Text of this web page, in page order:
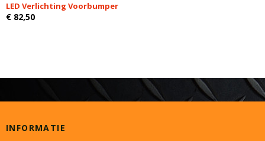
LED Verlichting Voorbumper
€ 82,50
INFORMATIE